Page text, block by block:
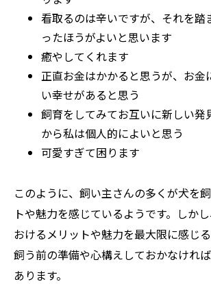
看取るのは辛いですが、それを踏
ったほうがよいと思います
癒やしてくれます
正直お金はかかると思うが、お金
い幸せがあると思う
飼育をしてみてお互いに新しい発
から私は個人的によいと思う
可愛すぎて困ります
このように、飼い主さんの多くが犬を
トや魅力を感じているようです。しか
おけるメリットや魅力を最大限に感じ
飼う前の準備や心構えしておかなけれ
あります。